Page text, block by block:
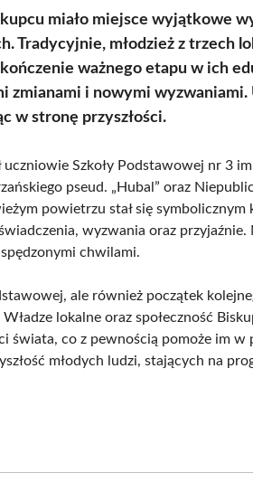
miało miejsce wyjątkowe
Tradycyjnie, młodzież z trzech
ważnego etapu w ich
zmianami i nowymi wyzwaniami.
w stronę przyszłości.
Szkoły Podstawowej nr 3 im.
pseud. „Hubal” oraz
powietrzu stał się
wyzwania oraz przyjaźnie.
chwilami.
ale również początek
lokalne oraz społeczność
świata, co z pewnością pomoże im w
młodych ludzi, stających na